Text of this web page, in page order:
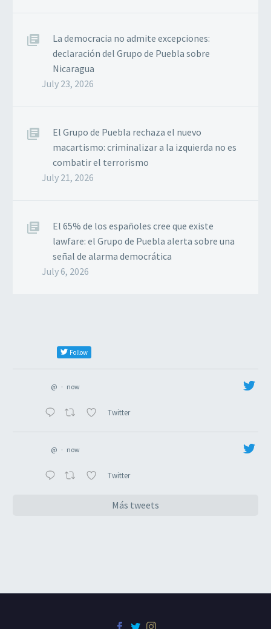
La democracia no admite excepciones:
declaración del Grupo de Puebla sobre
Nicaragua
July 23, 2026
El Grupo de Puebla rechaza el nuevo
macartismo: criminalizar a la izquierda no es
combatir el terrorismo
July 21, 2026
El 65% de los españoles cree que existe
lawfare: el Grupo de Puebla alerta sobre una
señal de alarma democrática
July 6, 2026
Follow
@ · now
Twitter
@ · now
Twitter
Más tweets